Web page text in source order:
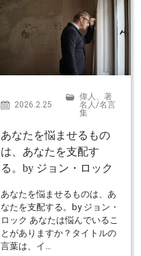
2026.2.25
偉人、著
名人/名言
集
あなたを悩ませるもの
は、あなたを支配す
る。by ジョン・ロック
あなたを悩ませるものは、あ
なたを支配する。by ジョン・
ロック あなたは悩んでいるこ
とがありますか？タイトルの
言葉は、イ…